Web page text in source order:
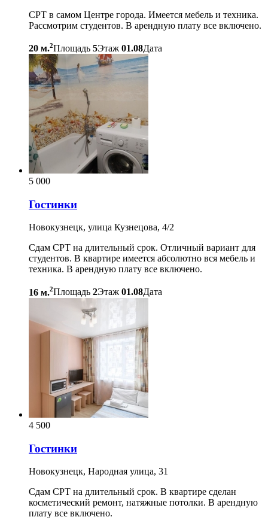
СРТ в самом Центре города. Имеется мебель и техника.
Рассмотрим студентов. В арендную плату все включено.
20 м.2Площадь 5Этаж 01.08Дата
5 000
Гостинки
Новокузнецк, улица Кузнецова, 4/2
Сдам СРТ на длительный срок. Отличный вариант для
студентов. В квартире имеется абсолютно вся мебель и
техника. В арендную плату все включено.
16 м.2Площадь 2Этаж 01.08Дата
4 500
Гостинки
Новокузнецк, Народная улица, 31
Сдам СРТ на длительный срок. В квартире сделан
косметический ремонт, натяжные потолки. В арендную
плату все включено.